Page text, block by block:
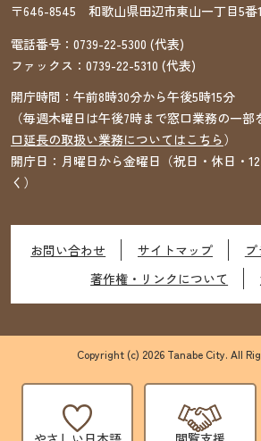
〒646-8545 和歌山県田辺市東山一丁目5番
電話番号： 0739-22-5300 (代表)
ファックス： 0739-22-5310 (代表)
開庁時間：午前8時30分から午後5時15分
（毎週木曜日は午後7時まで窓口業務の一部
口延長の取扱い業務についてはこちら）
開庁日：月曜日から金曜日（祝日・休日・
く）
お問い合わせ サイトマップ
著作権・リンクについて
Copyright (c) 2026 Tanabe City. All